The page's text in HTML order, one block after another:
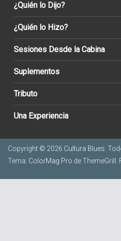
¿Quién lo Dijo?
¿Quién lo Hizo?
Sesiones Desde la Cabina
Suplementos
Tributo
Una Experiencia
Copyright © 2026 Cultura Blues .
Tema: ColorMag Pro de